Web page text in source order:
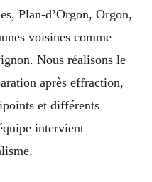
Plan-d’Orgon, Orgon,
voisines comme
Nous réalisons le
après effraction,
et différents
intervient